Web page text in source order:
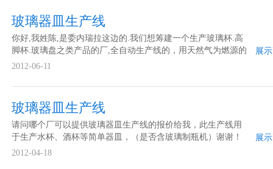
玻璃器皿生产线
你好,我姓陈,是委内瑞拉这边的.我们想筹建一个生产玻璃杯.高
脚杯.玻璃盘之类产品的厂,全自动生产线的，用天然气为燃源的
窑炉.日熔量十五吨左右,麻烦你们打份技术方案及机械设备的报
展
2012-06-11
玻璃器皿生产线
请问哪个厂可以提供玻璃器皿生产线的报价给我，此生产线用
于生产水杯、酒杯等简单器皿，（是否含玻璃制瓶机）谢谢！
也可以发到qq邮箱。
展
2012-04-18